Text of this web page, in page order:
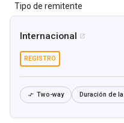
Tipo de remitente
Internacional 
REGISTRO
 Two-way Duración de